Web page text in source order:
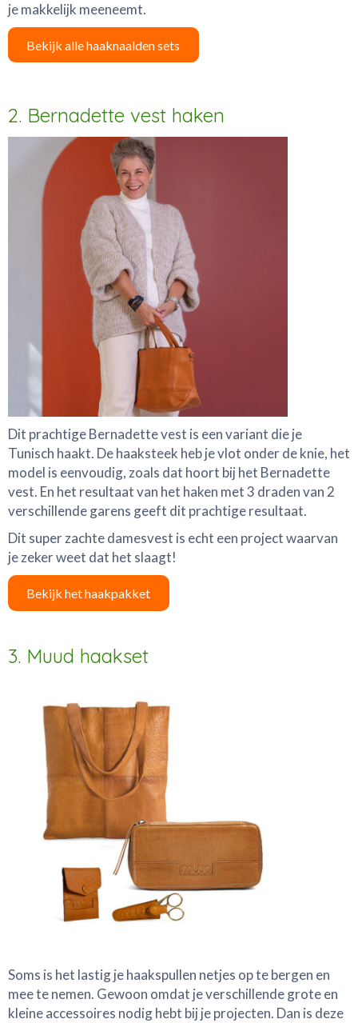
je makkelijk meeneemt.
Bekijk alle haaknaalden sets
2. Bernadette vest haken
Dit prachtige Bernadette vest is een variant die je
Tunisch haakt. De haaksteek heb je vlot onder de knie, het
model is eenvoudig, zoals dat hoort bij het Bernadette
vest. En het resultaat van het haken met 3 draden van 2
verschillende garens geeft dit prachtige resultaat.
Dit super zachte damesvest is echt een project waarvan
je zeker weet dat het slaagt!
Bekijk het haakpakket
3. Muud haakset
Soms is het lastig je haakspullen netjes op te bergen en
mee te nemen. Gewoon omdat je verschillende grote en
kleine accessoires nodig hebt bij je projecten. Dan is deze